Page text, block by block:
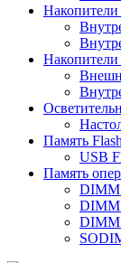
Накопители
Память
USB
Память